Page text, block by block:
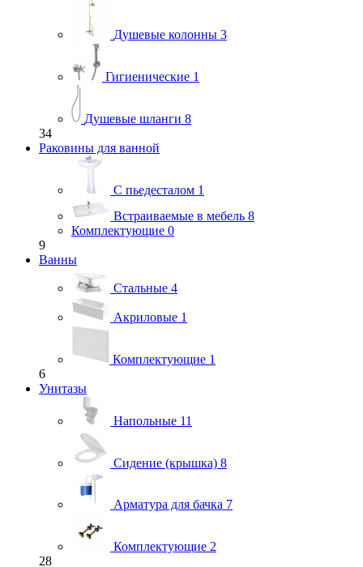
Душевые колонны 3
Гигиенические 1
Душевые шланги 8
34
Раковины для ванной
С пьедесталом 1
Встраиваемые в мебель 8
Комплектующие 0
9
Ванны
Стальные 4
Акриловые 1
Комплектующие 1
6
Унитазы
Напольные 11
Сидение (крышка) 8
Арматура для бачка 7
Комплектующие 2
28